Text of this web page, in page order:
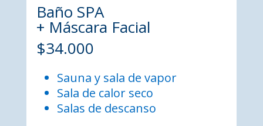
Baño SPA
+ Máscara Facial
$34.000
Sauna y sala de vapor
Sala de calor seco
Salas de descanso